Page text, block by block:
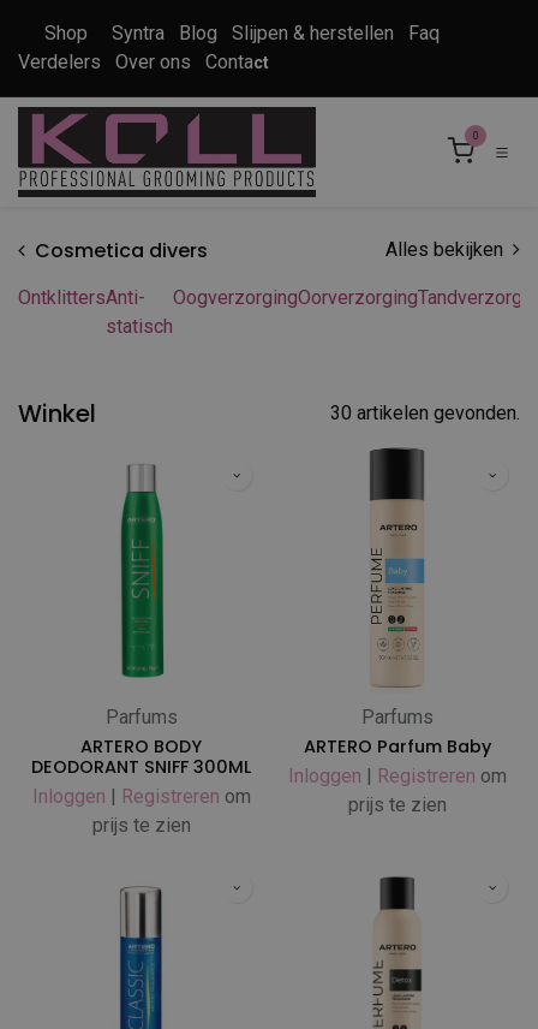
Shop Syntra Blog Slijpen & herstellen
Faq
Verdelers
Over ons Contact
0
Cosmetica divers Alles bekijken
OntklittersAnti-
statisch
OogverzorgingOorverzorging
Winkel 30 artikelen gevonden.
Parfums
ARTERO BODY
DEODORANT SNIFF 300ML
Inloggen | Registreren om
prijs te zien
Parfums
ARTERO Parfum Baby
Inloggen | Registreren om
prijs te zien